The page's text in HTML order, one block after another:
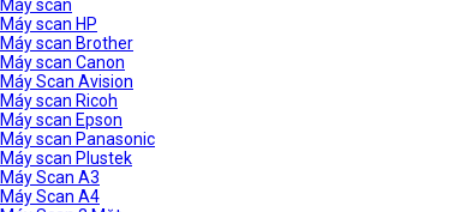
Máy scan
Máy scan HP
Máy scan Brother
Máy scan Canon
Máy Scan Avision
Máy scan Ricoh
Máy scan Epson
Máy scan Panasonic
Máy scan Plustek
Máy Scan A3
Máy Scan A4